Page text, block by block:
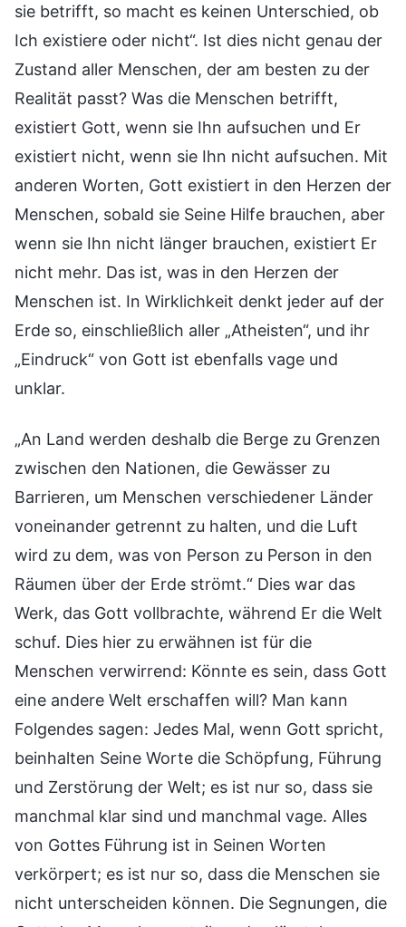
sie betrifft, so macht es keinen Unterschied, ob
Ich existiere oder nicht“. Ist dies nicht genau der
Zustand aller Menschen, der am besten zu der
Realität passt? Was die Menschen betrifft,
existiert Gott, wenn sie Ihn aufsuchen und Er
existiert nicht, wenn sie Ihn nicht aufsuchen. Mit
anderen Worten, Gott existiert in den Herzen der
Menschen, sobald sie Seine Hilfe brauchen, aber
wenn sie Ihn nicht länger brauchen, existiert Er
nicht mehr. Das ist, was in den Herzen der
Menschen ist. In Wirklichkeit denkt jeder auf der
Erde so, einschließlich aller „Atheisten“, und ihr
„Eindruck“ von Gott ist ebenfalls vage und
unklar.
„An Land werden deshalb die Berge zu Grenzen
zwischen den Nationen, die Gewässer zu
Barrieren, um Menschen verschiedener Länder
voneinander getrennt zu halten, und die Luft
wird zu dem, was von Person zu Person in den
Räumen über der Erde strömt.“ Dies war das
Werk, das Gott vollbrachte, während Er die Welt
schuf. Dies hier zu erwähnen ist für die
Menschen verwirrend: Könnte es sein, dass Gott
eine andere Welt erschaffen will? Man kann
Folgendes sagen: Jedes Mal, wenn Gott spricht,
beinhalten Seine Worte die Schöpfung, Führung
und Zerstörung der Welt; es ist nur so, dass sie
manchmal klar sind und manchmal vage. Alles
von Gottes Führung ist in Seinen Worten
verkörpert; es ist nur so, dass die Menschen sie
nicht unterscheiden können. Die Segnungen, die